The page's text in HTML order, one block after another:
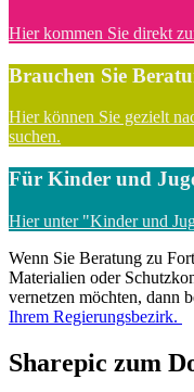
Hier kommen Sie direkt
Brauchen Sie
Hier können Sie gezielt
suchen.
Für Kinder und
Hier unter "Kinder und
Wenn Sie Beratung zu
Materialien oder
vernetzen möchten, dann
Ihrem Regierungsbezirk.
Sharepic zum